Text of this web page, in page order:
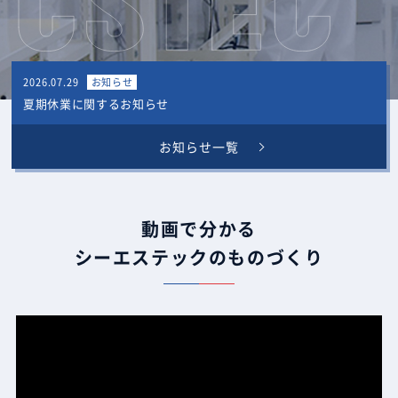
2026.07.29 お知らせ
夏期休業に関するお知らせ
お知らせ一覧
動画で分かる
シーエステックのものづくり